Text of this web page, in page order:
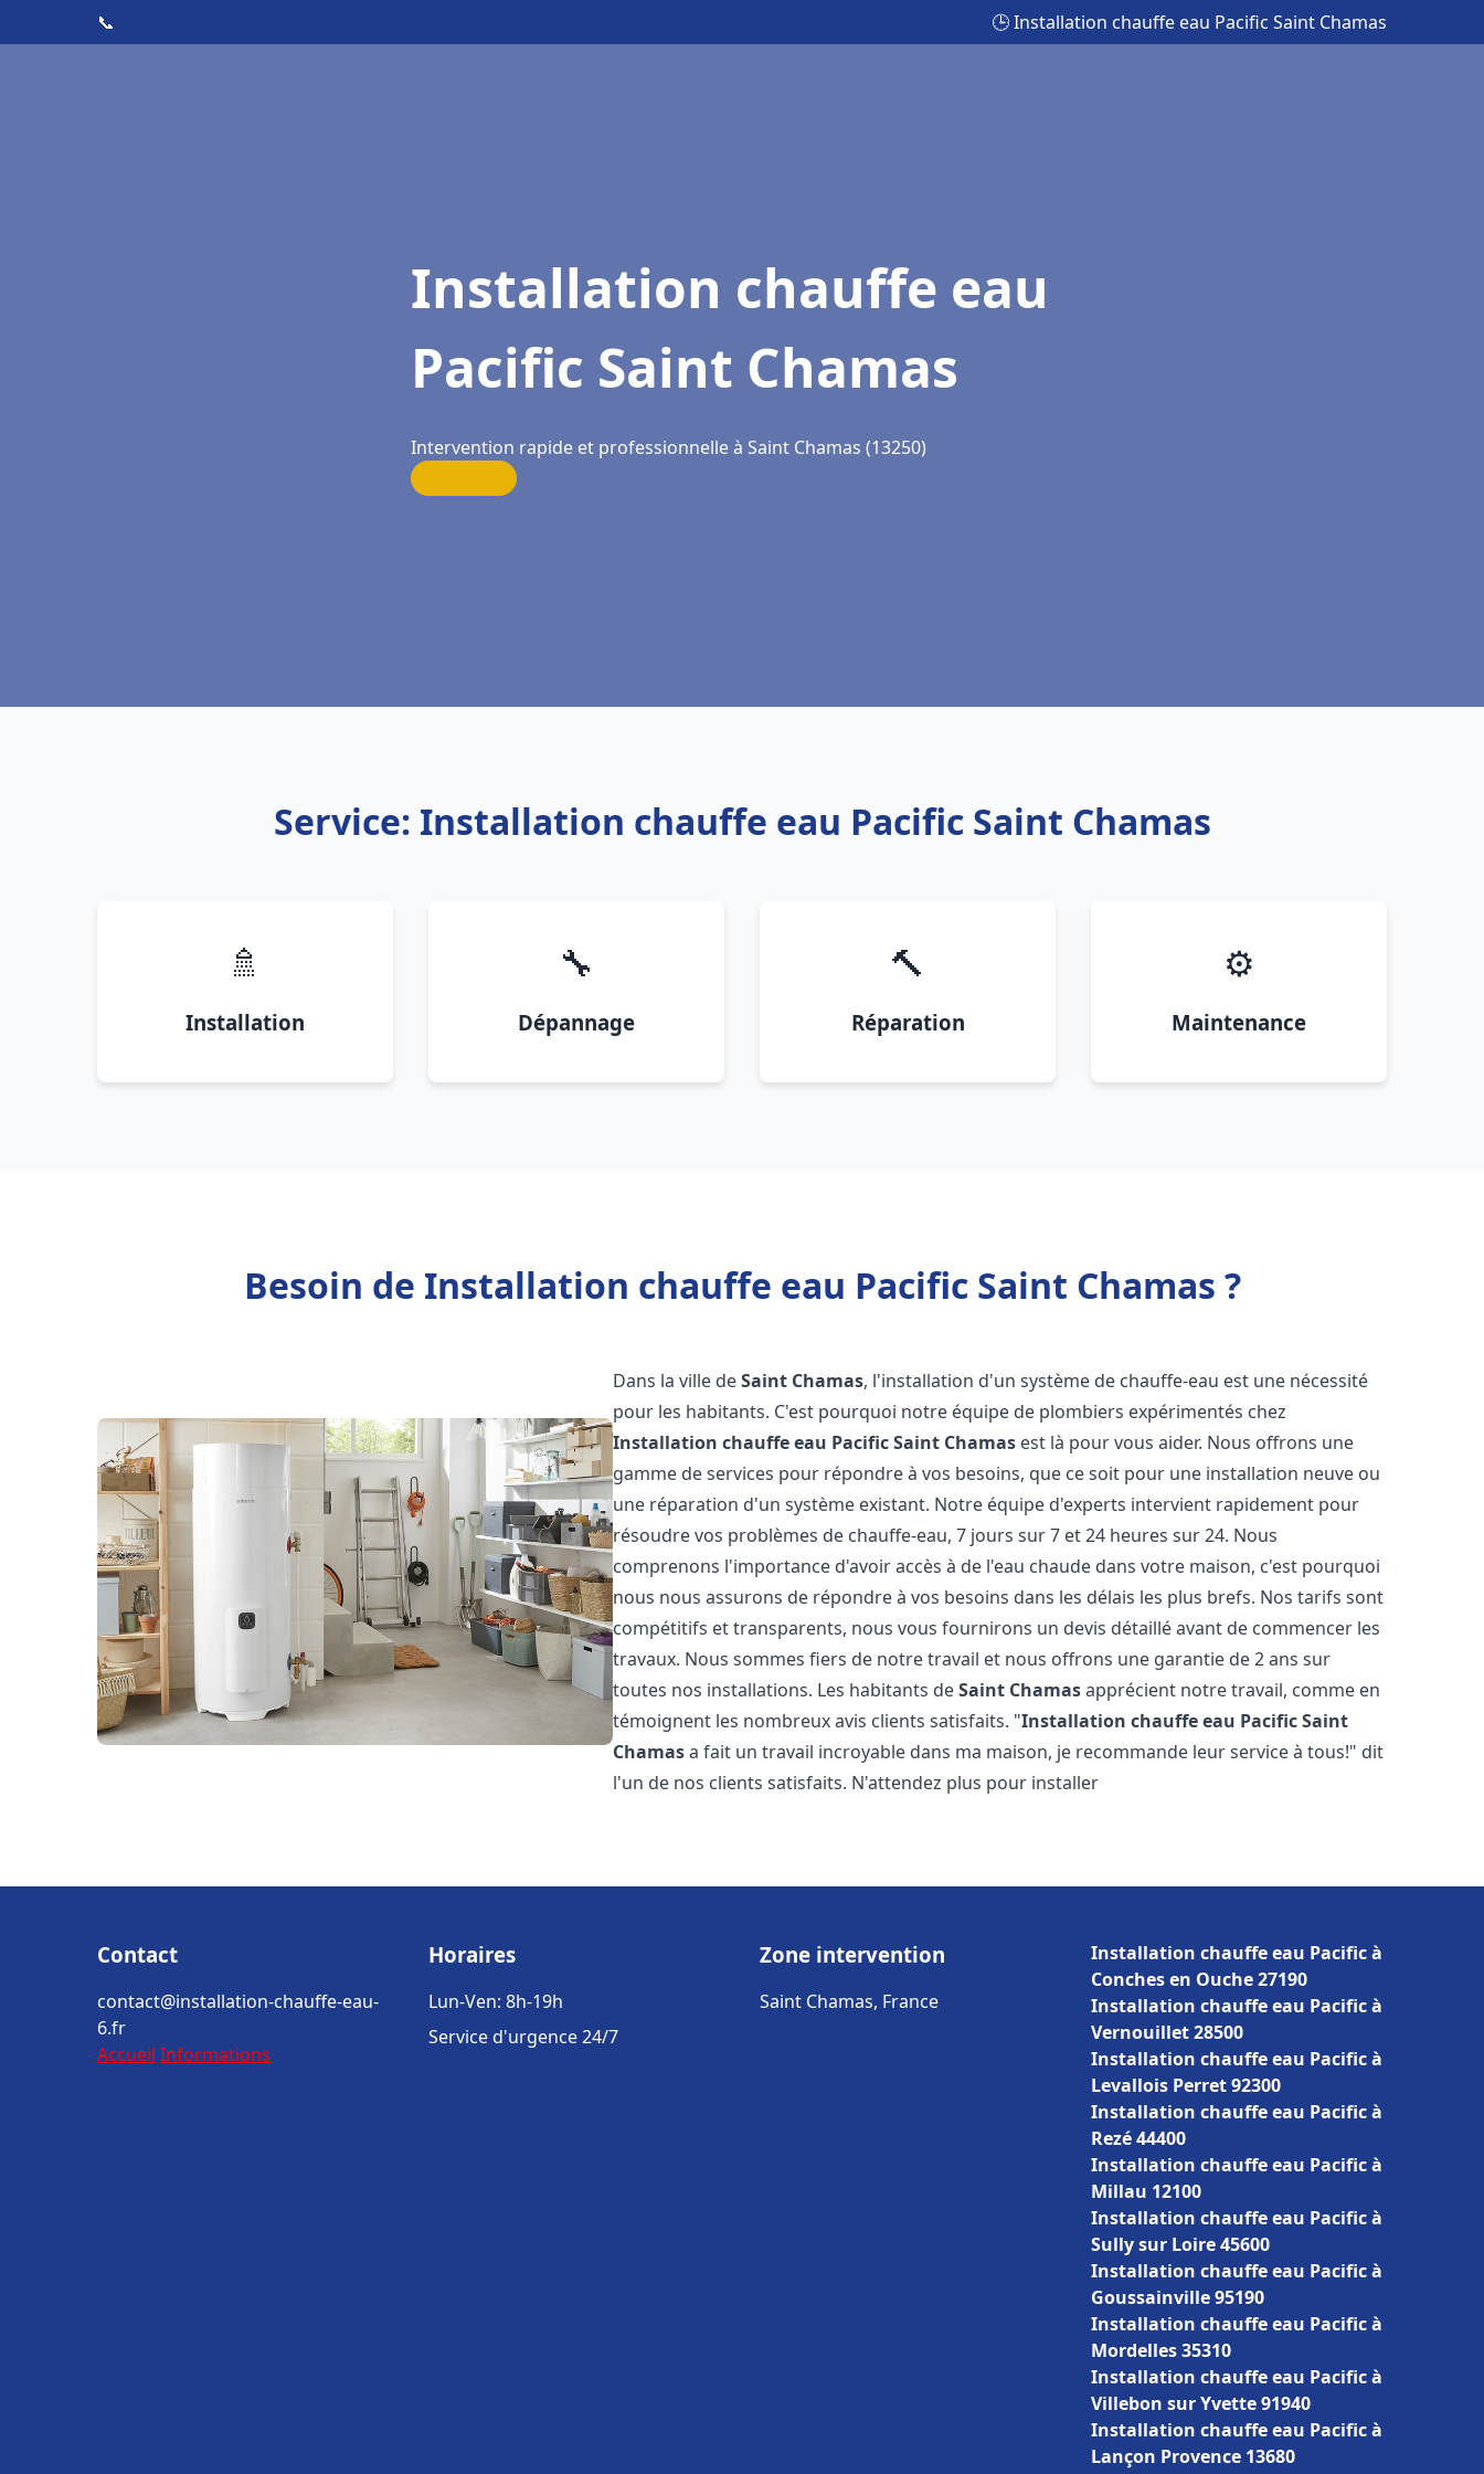
📞 🕒 Installation chauffe eau Pacific Saint Chamas
Installation chauffe eau
Pacific Saint Chamas
Intervention rapide et professionnelle à Saint Chamas (13250)
Service: Installation chauffe eau Pacific Saint Chamas
🚿
Installation
🔧
Dépannage
🔨
Réparation
⚙️
Maintenance
Besoin de Installation chauffe eau Pacific Saint Chamas ?
Dans la ville deSaint Chamas, l'installation d'un système de chauffe-eau est une nécessité
pour les habitants. C'est pourquoi notre équipe de plombiers expérimentés chez
Installation chauffe eau PacificSaint Chamas est là pour vous aider. Nous offrons une
gamme de services pour répondre à vos besoins, que ce soit pour une installation neuve ou
une réparation d'un système existant. Notre équipe d'experts intervient rapidement pour
résoudre vos problèmes de chauffe-eau, 7 jours sur 7 et 24 heures sur 24. Nous
comprenons l'importance d'avoir accès à de l'eau chaude dans votre maison, c'est pourquoi
nous nous assurons de répondre à vos besoins dans les délais les plus brefs. Nos tarifs sont
compétitifs et transparents, nous vous fournirons un devis détaillé avant de commencer les
travaux. Nous sommes fiers de notre travail et nous offrons une garantie de 2 ans sur
toutes nos installations. Les habitants deSaint Chamasapprécient notre travail, comme en
témoignent les nombreux avis clients satisfaits. "Installation chauffe eau PacificSaint
Chamasa fait un travail incroyable dans ma maison, je recommande leur service à tous!" dit
l'un de nos clients satisfaits. N'attendez plus pour installer
Contact
contact@installation-chauffe-eau-
6.fr
Accueil Informations
Horaires
Lun-Ven: 8h-19h
Service d'urgence 24/7
Zone intervention
Saint Chamas, France
Installation chauffe eau Pacific à
Conches en Ouche 27190
Installation chauffe eau Pacific à
Vernouillet 28500
Installation chauffe eau Pacific à
Levallois Perret 92300
Installation chauffe eau Pacific à
Rezé 44400
Installation chauffe eau Pacific à
Millau 12100
Installation chauffe eau Pacific à
Sully sur Loire 45600
Installation chauffe eau Pacific à
Goussainville 95190
Installation chauffe eau Pacific à
Mordelles 35310
Installation chauffe eau Pacific à
Villebon sur Yvette 91940
Installation chauffe eau Pacific à
Lançon Provence 13680